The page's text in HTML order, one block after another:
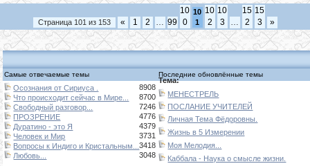
Страница 101 из 153 « 1 2 99
10
0
10
1
10
2
10
3
15
2
15
3
»
Самые отвечаемые темы Последние обновлённые темы
Осознания от Сириуса .
8908
Что происходит сейчас в Мире...
8700
Свободный разговор...
7246
ПРОЗРЕНИЕ
4776
Дуратино - это Я
4379
Человек и Мир
3731
Вопросы к Индиго и Кристальным...3418
Любовь...
3048
Тема:
МЕНЕСТРЕЛЬ
ПОСЛАНИЕ УЧИТЕЛЕЙ
Личная Тема Фёдоровны.
Жизнь в 5 Измерении
Моя Мелодия...
Каббала - Наука о смысле жизни.